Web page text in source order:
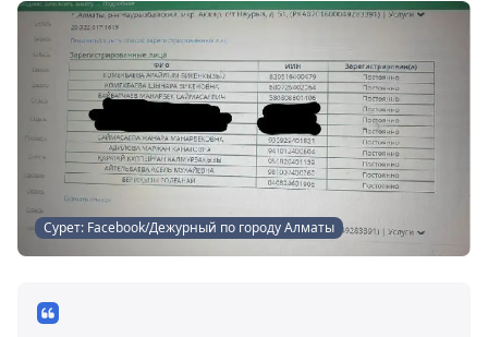
Сурет: Facebook/Дежурный по городу Алматы